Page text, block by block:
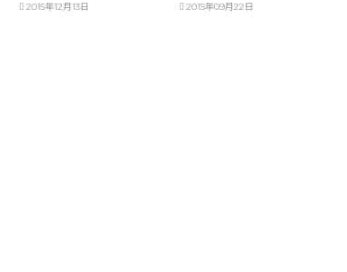
2015年12月13日 2015年09月22日